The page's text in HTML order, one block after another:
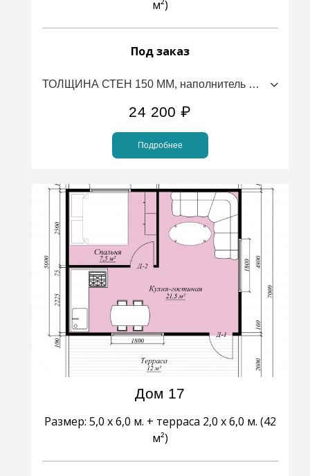
м²)
Под заказ
ТОЛЩИНА СТЕН 150 ММ, наполнитель ПСБС (стоимость за 1м2)
24 200 ₽
Подробнее
Дом 17
Размер: 5,0 х 6,0 м. + терраса 2,0 х 6,0 м. (42
м²)